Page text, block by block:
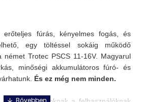
erőteljes fúrás, kényelmes fogás, és
egy töltéssel sokáig működő
Trotec PSCS 11-16V. Magyarul
minőségi akkumulátoros fúró- és
És ez még nem minden.